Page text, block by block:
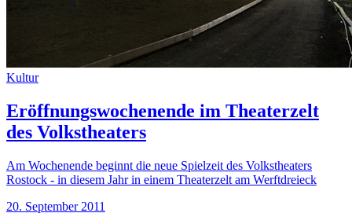
Kultur
Eröffnungswochenende im Theaterzelt
des Volkstheaters
Am Wochenende beginnt die neue Spielzeit des Volkstheaters
Rostock - in diesem Jahr in einem Theaterzelt am Werftdreieck
20. September 2011